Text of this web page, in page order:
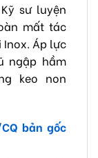
sư luyện
mất tác
Áp lực
ngập hầm
keo non
bản gốc